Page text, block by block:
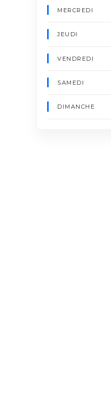
MERCREDI
JEUDI
VENDREDI
SAMEDI
DIMANCHE